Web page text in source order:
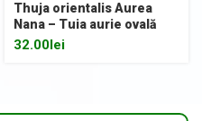
Thuja orientalis Aurea
Nana – Tuia aurie ovală
32.00lei